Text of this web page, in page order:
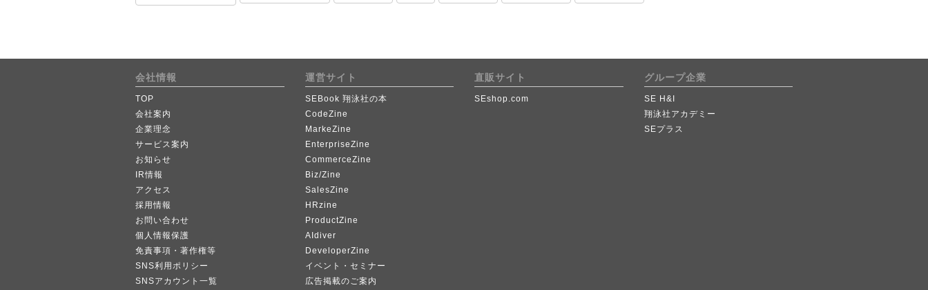
会社情報
TOP
会社案内
企業理念
サービス案内
お知らせ
IR情報
アクセス
採用情報
お問い合わせ
個人情報保護
免責事項・著作権等
SNS利用ポリシー
SNSアカウント一覧
運営サイト
SEBook 翔泳社の本
CodeZine
MarkeZine
EnterpriseZine
CommerceZine
Biz/Zine
SalesZine
HRzine
ProductZine
AIdiver
DeveloperZine
イベント・セミナー
広告掲載のご案内
直販サイト
SEshop.com
グループ企業
SE H&I
翔泳社アカデミー
SEプラス